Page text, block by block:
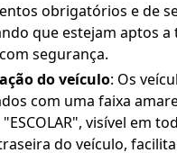
obrigatórios e de
que estejam aptos
segurança.
do veículo: Os
com uma faixa
visível em
do veículo,